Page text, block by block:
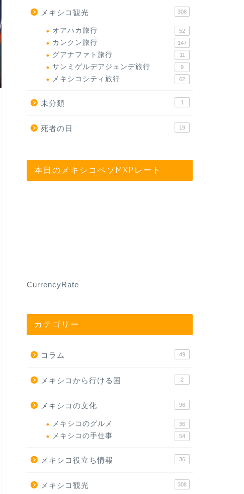
メキシコ観光 308
オアハカ旅行 52
カンクン旅行 147
グアナファト旅行 11
サンミゲルデアジェンデ旅行 9
メキシコシティ旅行 62
未分類 1
死者の日 19
本日のメキシコペソMXPレート
CurrencyRate
カテゴリー
コラム 49
メキシコから行ける国 2
メキシコの文化 96
メキシコのグルメ 36
メキシコの手仕事 54
メキシコ役立ち情報 36
メキシコ観光 308